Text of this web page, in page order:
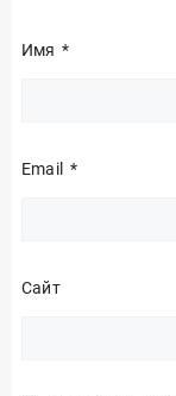
Имя*
Email *
Сайт